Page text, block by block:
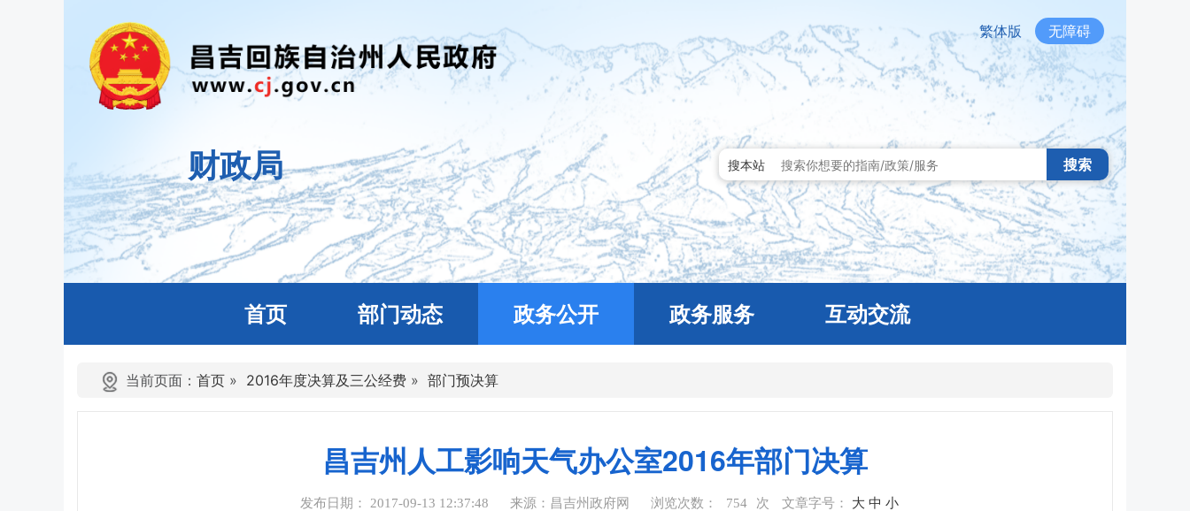
繁体版 无障碍
财政局 搜本站 搜索
首页 部门动态 政务公开 政务服务 互动交流
当前页面： 首页 » 2016年度决算及三公经费 » 部门预决算
昌吉州人工影响天气办公室2016年部门决算
发布日期： 2017-09-13 12:37:48 来源：昌吉州政府网 浏览次数： 754 次 文章字号： 大 中 小